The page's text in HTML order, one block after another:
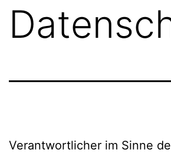
Verantwortlicher im Sinne